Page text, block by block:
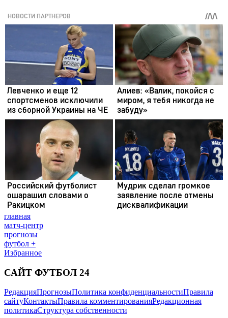
главная
матч-центр
прогнозы
футбол +
Избранное
САЙТ ФУТБОЛ 24
РедакцияПрогнозыПолитика конфиденциальностиПравила
сайтуКонтактыПравила комментированияРедакционная
политикаСтруктура собственности